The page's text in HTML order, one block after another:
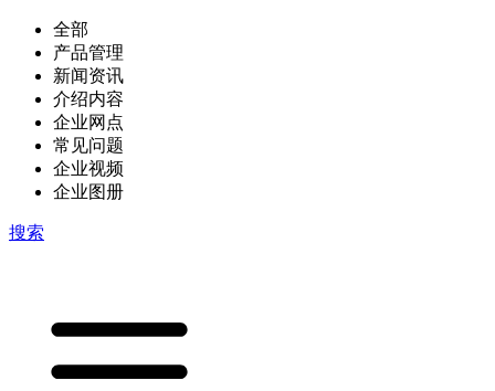
全部
产品管理
新闻资讯
介绍内容
企业网点
常见问题
企业视频
企业图册
搜索